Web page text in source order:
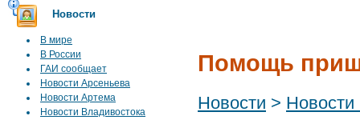
Новости
В мире
В России
ГАИ сообщает
Новости Арсеньева
Новости Артема
Новости Владивостока
Помощь
Новости >